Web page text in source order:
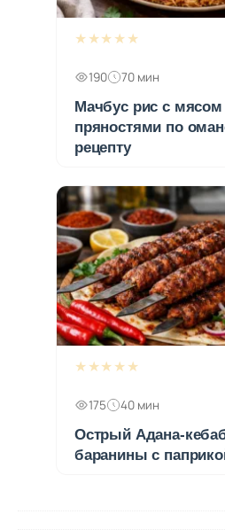
★★★★★
190 70 мин
Мачбус рис с мясом
пряностями по
рецепту
★★★★★
175 40 мин
Острый Адана-
баранины с